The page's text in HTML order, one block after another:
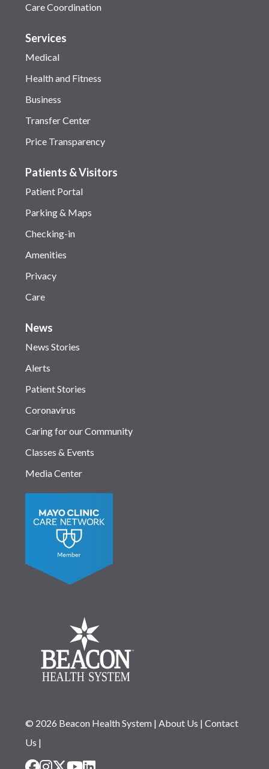
Care Coordination
Services
Medical
Health and Fitness
Business
Transfer Center
Price Transparency
Patients & Visitors
Patient Portal
Parking & Maps
Checking-in
Amenities
Privacy
Care
News
News Stories
Alerts
Patient Stories
Coronavirus
Caring for our Community
Classes & Events
Media Center
© 2026 Beacon Health System| About Us | Contact
Us |